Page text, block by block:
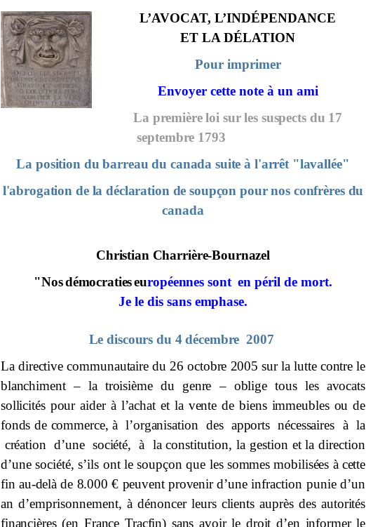
L’AVOCAT, L’INDÉPENDANCE
ET LA DÉLATION
Pour imprimer
Envoyer cette noteà un ami
La première loi sur les suspects du 17
septembre 1793
La position du barreau du canada suite à l'arrêt "lavallée"
l'abrogation de la déclaration de soupçon pour nos confrères du
canada
Christian Charrière-Bournazel
"Nosdémocratieseuropéennes sont en péril de mort.
Je le dissans emphase.
Le discours du 4 décembre 2007
La directive communautaire du 26 octobre 2005 sur la lutte contre le
blanchiment – la troisième du genre – oblige tous les avocats
sollicités pour aider à l’achat et la vente de biens immeubles ou de
fondsde commerce, à l’organisation des apports nécessaires à la
création d’une société, à laconstitution, la gestion et la direction
d’une société, s’ils ont le soupçon que les sommes mobilisées à cette
fin au-delà de 8.000 € peuvent provenir d’uneinfraction punie d’un
an d’emprisonnement, à dénoncer leurs clients auprès desautorités
financières (en France Tracfin) sans avoir le droit d’en informer le